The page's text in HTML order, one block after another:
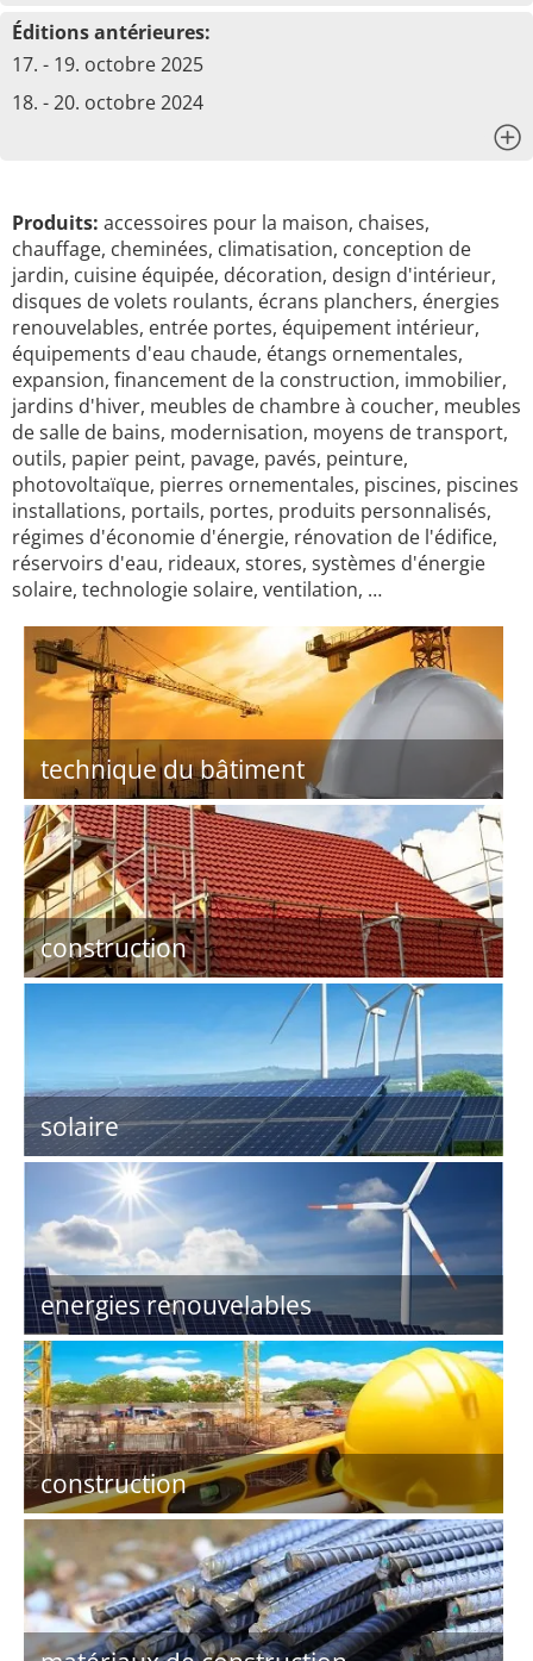
Éditions antérieures:
17. - 19. octobre 2025
18. - 20. octobre 2024
Produits: accessoires pour la maison, chaises,
chauffage, cheminées, climatisation, conception de
jardin, cuisine équipée, décoration, design d'intérieur,
disques de volets roulants, écrans planchers, énergies
renouvelables, entrée portes, équipement intérieur,
équipements d'eau chaude, étangs ornementales,
expansion, financement de la construction, immobilier,
jardins d'hiver, meubles de chambre à coucher, meubles
de salle de bains, modernisation, moyens de transport,
outils, papier peint, pavage, pavés, peinture,
photovoltaïque, pierres ornementales, piscines, piscines
installations, portails, portes, produits personnalisés,
régimes d'économie d'énergie, rénovation de l'édifice,
réservoirs d'eau, rideaux, stores, systèmes d'énergie
solaire, technologie solaire, ventilation, …
technique du bâtiment
construction
solaire
energies renouvelables
construction